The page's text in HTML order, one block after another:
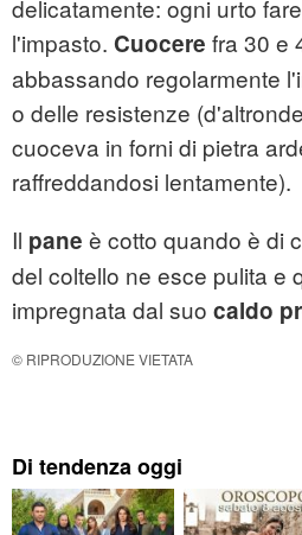
delicatamente: ogni urto
l'impasto. Cuocere fra 30 e
abbassando regolarmente
o delle resistenze
cuoceva in forni di pietra
raffreddandosi lentamente).
Il pane è cotto quando è di
del coltello ne esce pulita e
impregnata dal suo caldo
© RIPRODUZIONE VIETATA
Di tendenza oggi